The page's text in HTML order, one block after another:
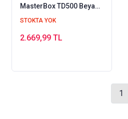
MasterBox TD500 Beyaz
ARGB 4x120mm Fanlı,
Mesh Ön panelli
STOKTA YOK
2.669,99 TL
1